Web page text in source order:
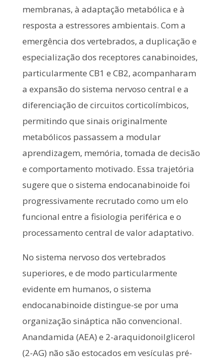
membranas, à adaptação metabólica e à
resposta a estressores ambientais. Com a
emergência dos vertebrados, a duplicação e
especialização dos receptores canabinoides,
particularmente CB1 e CB2, acompanharam
a expansão do sistema nervoso central e a
diferenciação de circuitos corticolímbicos,
permitindo que sinais originalmente
metabólicos passassem a modular
aprendizagem, memória, tomada de decisão
e comportamento motivado. Essa trajetória
sugere que o sistema endocanabinoide foi
progressivamente recrutado como um elo
funcional entre a fisiologia periférica e o
processamento central de valor adaptativo.
No sistema nervoso dos vertebrados
superiores, e de modo particularmente
evidente em humanos, o sistema
endocanabinoide distingue-se por uma
organização sináptica não convencional.
Anandamida (AEA) e 2-araquidonoilglicerol
(2-AG) não são estocados em vesículas pré-